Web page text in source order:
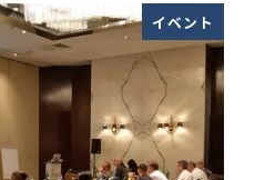
イベント